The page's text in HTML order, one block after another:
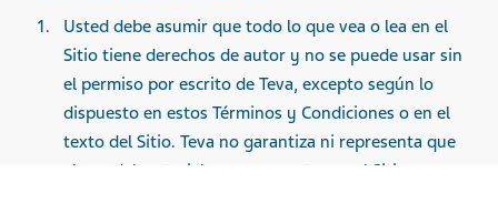
Usted debe asumir que todo lo que vea o lea en el
Sitio tiene derechos de autor y no se puede usar sin
el permiso por escrito de Teva, excepto según lo
dispuesto en estos Términos y Condiciones o en el
texto del Sitio. Teva no garantiza ni representa que
el uso del material que se muestra en el Sitio no